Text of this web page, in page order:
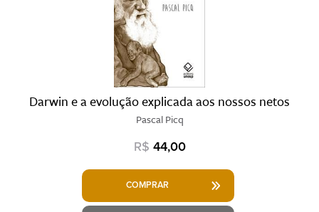
Darwin e a evolução explicada aos nossos netos
Pascal Picq
R$ 44,00
COMPRAR